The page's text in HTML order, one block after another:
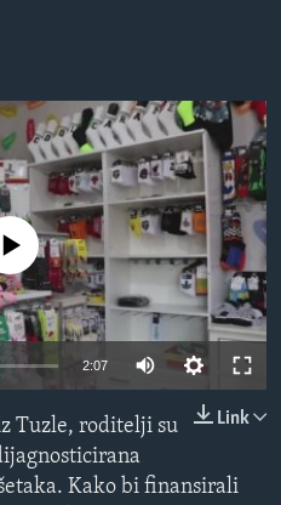
currently available
2:07
Link
Tuzle, roditelji su
Kako bi finansirali